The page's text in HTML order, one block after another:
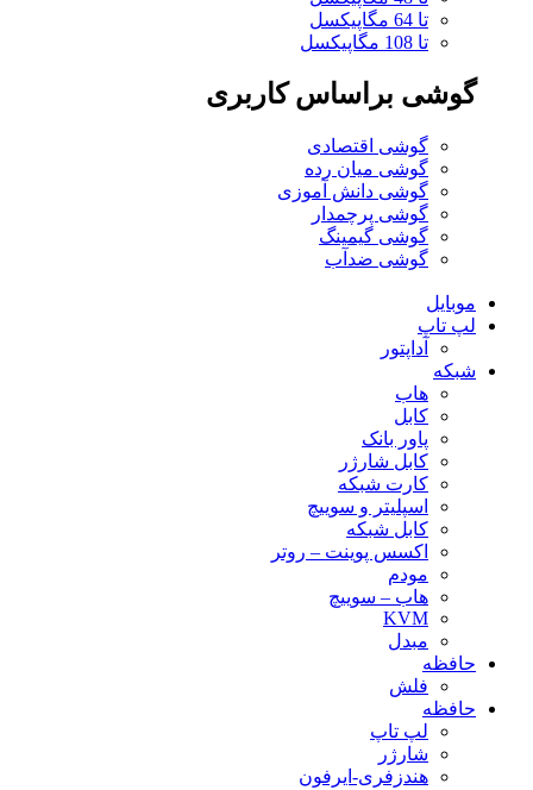
تا 64 مگاپیکسل
تا 108 مگاپیکسل
گوشی براساس کاربری
گوشی اقتصادی
گوشی میان رده
گوشی دانش آموزی
گوشی پرچمدار
گوشی گیمینگ
گوشی ضدآب
موبایل
لپ تاپ
آداپتور
شبکه
هاب
کابل
پاور بانک
کابل شارژر
کارت شبکه
اسپلیتر و سوییچ
کابل شبکه
اکسس پوینت – روتر
مودم
هاب – سوییچ
KVM
مبدل
حافظه
فلش
حافظه
لپ تاپ
شارژر
هندزفری-ایرفون